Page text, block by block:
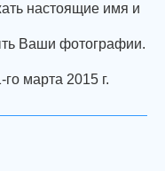
настоящие имя и
Ваши фотографии.
марта 2015 г.